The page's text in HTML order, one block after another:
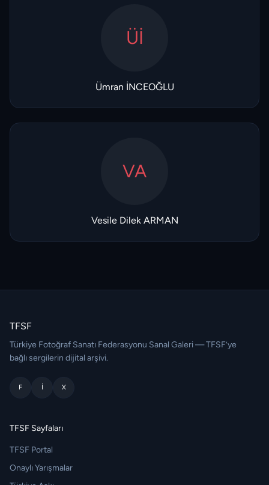
Üİ
Ümran İNCEOĞLU
VA
Vesile Dilek ARMAN
TFSF
Türkiye Fotoğraf Sanatı Federasyonu Sanal Galeri — TFSF’ye
bağlı sergilerin dijital arşivi.
F I X
TFSF Sayfaları
TFSF Portal
Onaylı Yarışmalar